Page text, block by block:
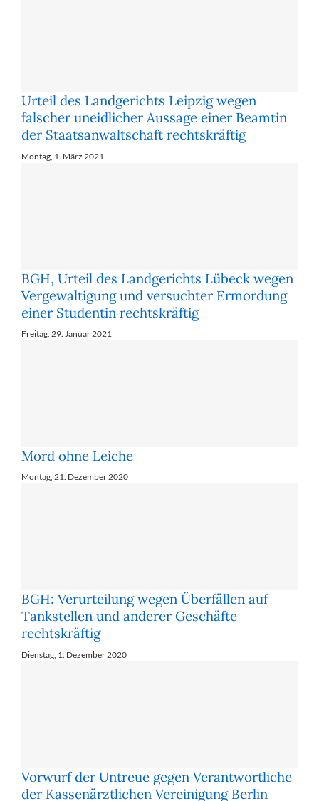
Urteil des Landgerichts Leipzig wegen
falscher uneidlicher Aussage einer Beamtin
der Staatsanwaltschaft rechtskräftig
Montag, 1. März 2021
BGH, Urteil des Landgerichts Lübeck wegen
Vergewaltigung und versuchter Ermordung
einer Studentin rechtskräftig
Freitag, 29. Januar 2021
Mord ohne Leiche
Montag, 21. Dezember 2020
BGH: Verurteilung wegen Überfällen auf
Tankstellen und anderer Geschäfte
rechtskräftig
Dienstag, 1. Dezember 2020
Vorwurf der Untreue gegen Verantwortliche
der Kassenärztlichen Vereinigung Berlin